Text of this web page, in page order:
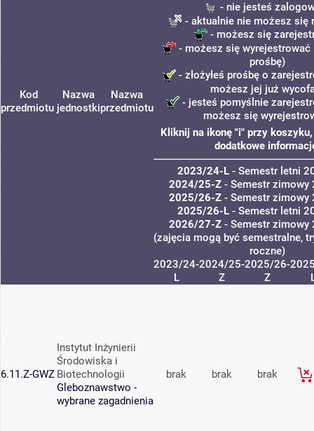
Kod
przedmiotu
Nazwa
jednostki
Nazwa
przedmiotu
- nie jesteś
- aktualnie nie możesz się
- możesz się
- możesz się wyrejestrować
prośbę)
- złożyłeś prośbę o
możesz jej już
- jesteś pomyślnie
możesz się
Kliknij na ikonę "i" przy
dodatkowe
2023/24-L- Semestr letni
2024/25-Z- Semestr zimowy
2025/26-Z- Semestr zimowy
2025/26-L- Semestr letni
2026/27-Z- Semestr zimowy
(zajęcia mogą być semestralne,
roczne)
2023/24-
L
2024/25-
Z
2025/26-
Z
6.11.Z-GWZ
Instytut Inżynierii
Środowiska i
Biotechnologii
Gleboznawstwo -
wybrane zagadnienia
brak brak brak